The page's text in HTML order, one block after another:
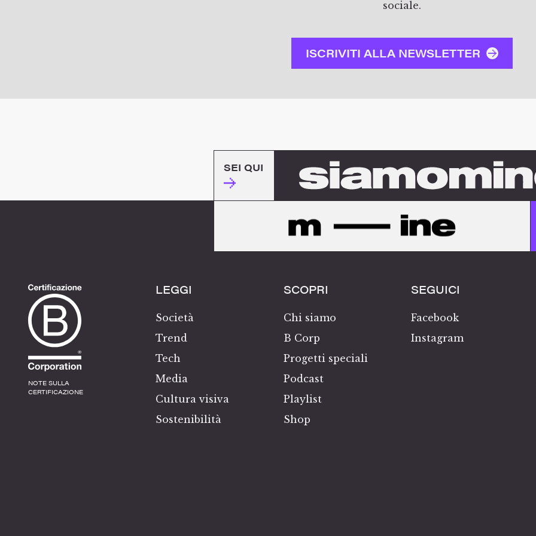
sociale.
ISCRIVITI ALLA NEWSLETTER
SEI QUI
NOTE SULLA
CERTIFICAZIONE
LEGGI
Società
Trend
Tech
Media
Cultura visiva
Sostenibilità
SCOPRI
Chi siamo
B Corp
Progetti speciali
Podcast
Playlist
Shop
SEGUICI
Facebook
Instagram